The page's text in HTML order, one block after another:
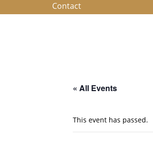
Contact
« All Events
This event has passed.